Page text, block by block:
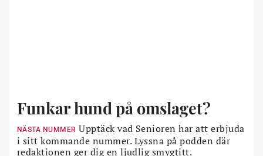
Funkar hund på omslaget?
NÄSTA NUMMER Upptäck vad Senioren har att erbjuda
i sitt kommande nummer. Lyssna på podden där
redaktionen ger dig en ljudlig smygtitt.